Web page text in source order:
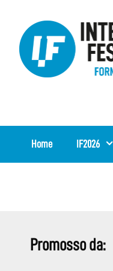
contenuto
Home IF2026
Promosso da: